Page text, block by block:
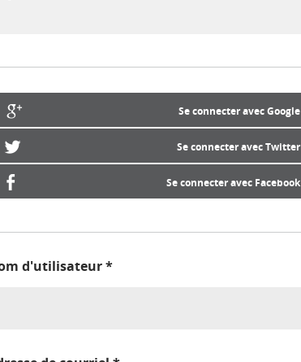
Se connecter avec Google
Se connecter avec Twitter
Se connecter avec Facebook
d'utilisateur*